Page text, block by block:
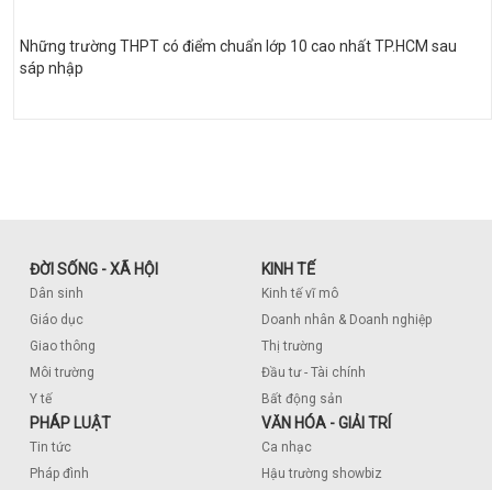
Những trường THPT có điểm chuẩn lớp 10 cao nhất TP.HCM sau
sáp nhập
ĐỜI SỐNG - XÃ HỘI
Dân sinh
Giáo dục
Giao thông
Môi trường
Y tế
KINH TẾ
Kinh tế vĩ mô
Doanh nhân & Doanh nghiệp
Thị trường
Đầu tư - Tài chính
Bất động sản
PHÁP LUẬT
Tin tức
Pháp đình
VĂN HÓA - GIẢI TRÍ
Ca nhạc
Hậu trường showbiz